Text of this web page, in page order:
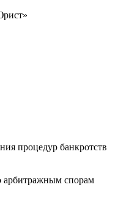
процедур банкротств
арбитражным спорам